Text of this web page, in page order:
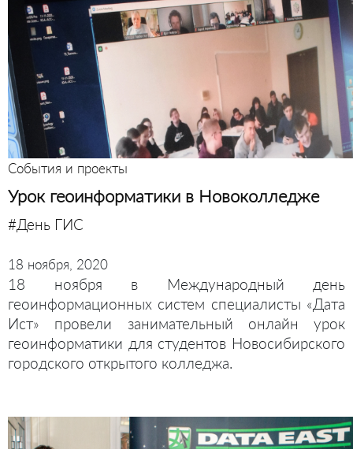
События и проекты
Урок геоинформатики в Новоколледже
#День ГИС
18 ноября, 2020
18 ноября в Международный день
геоинформационных систем специалисты «Дата
Ист» провели занимательный онлайн урок
геоинформатики для студентов Новосибирского
городского открытого колледжа.